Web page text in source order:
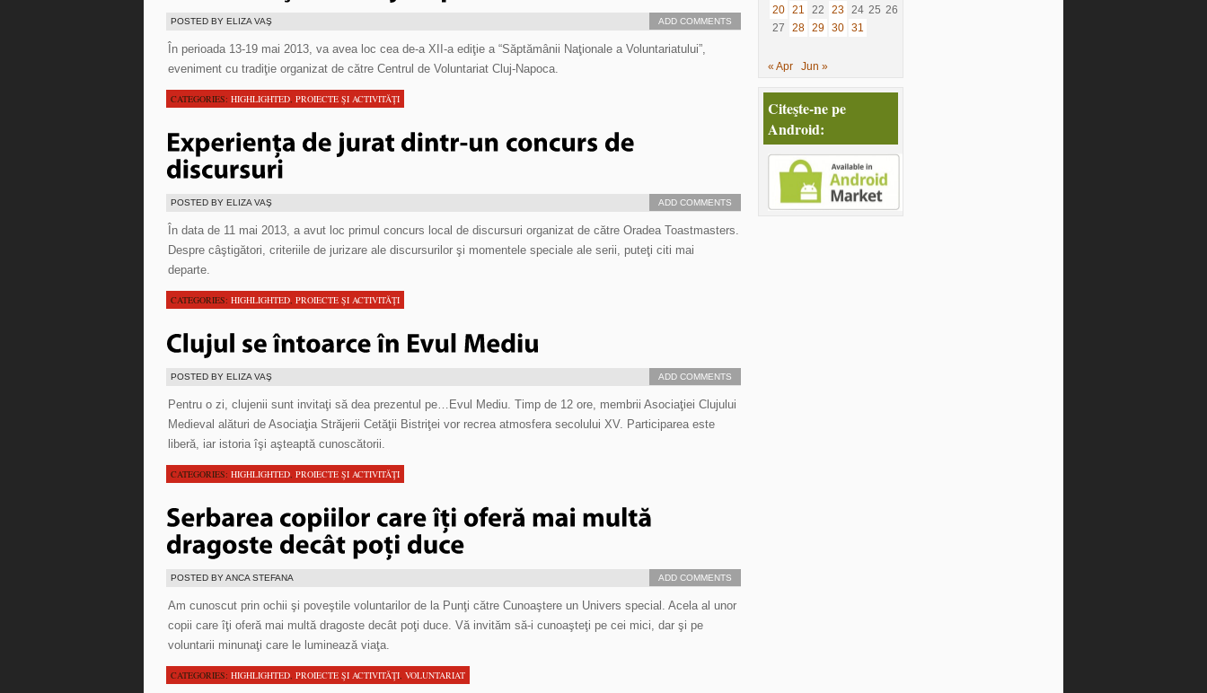
POSTED BY ELIZA VAŞ ADD COMMENTS
În perioada 13-19 mai 2013, va avea loc cea de-a XII-a ediţie a “Săptămânii Naţionale a Voluntariatului”,
eveniment cu tradiţie organizat de către Centrul de Voluntariat Cluj-Napoca.
CATEGORIES: HIGHLIGHTED, PROIECTE ŞI ACTIVITĂŢI
POSTED BY ELIZA VAŞ ADD COMMENTS
În data de 11 mai 2013, a avut loc primul concurs local de discursuri organizat de către Oradea Toastmasters.
Despre câştigători, criteriile de jurizare ale discursurilor şi momentele speciale ale serii, puteţi citi mai
departe.
CATEGORIES: HIGHLIGHTED, PROIECTE ŞI ACTIVITĂŢI
POSTED BY ELIZA VAŞ ADD COMMENTS
Pentru o zi, clujenii sunt invitaţi să dea prezentul pe…Evul Mediu. Timp de 12 ore, membrii Asociaţiei Clujului
Medieval alături de Asociaţia Străjerii Cetăţii Bistriţei vor recrea atmosfera secolului XV. Participarea este
liberă, iar istoria îşi aşteaptă cunoscătorii.
CATEGORIES: HIGHLIGHTED, PROIECTE ŞI ACTIVITĂŢI
POSTED BY ANCA STEFANA ADD COMMENTS
Am cunoscut prin ochii şi poveştile voluntarilor de la Punţi către Cunoaştere un Univers special. Acela al unor
copii care îţi oferă mai multă dragoste decât poţi duce. Vă invităm să-i cunoaşteţi pe cei mici, dar şi pe
voluntarii minunaţi care le luminează viaţa.
CATEGORIES: HIGHLIGHTED, PROIECTE ŞI ACTIVITĂŢI, VOLUNTARIAT
20 21 22 23 24 25 26
27
28 29 30 31
« Apr Jun »
Citeşte-ne pe
Android: